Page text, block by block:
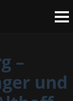
–
und